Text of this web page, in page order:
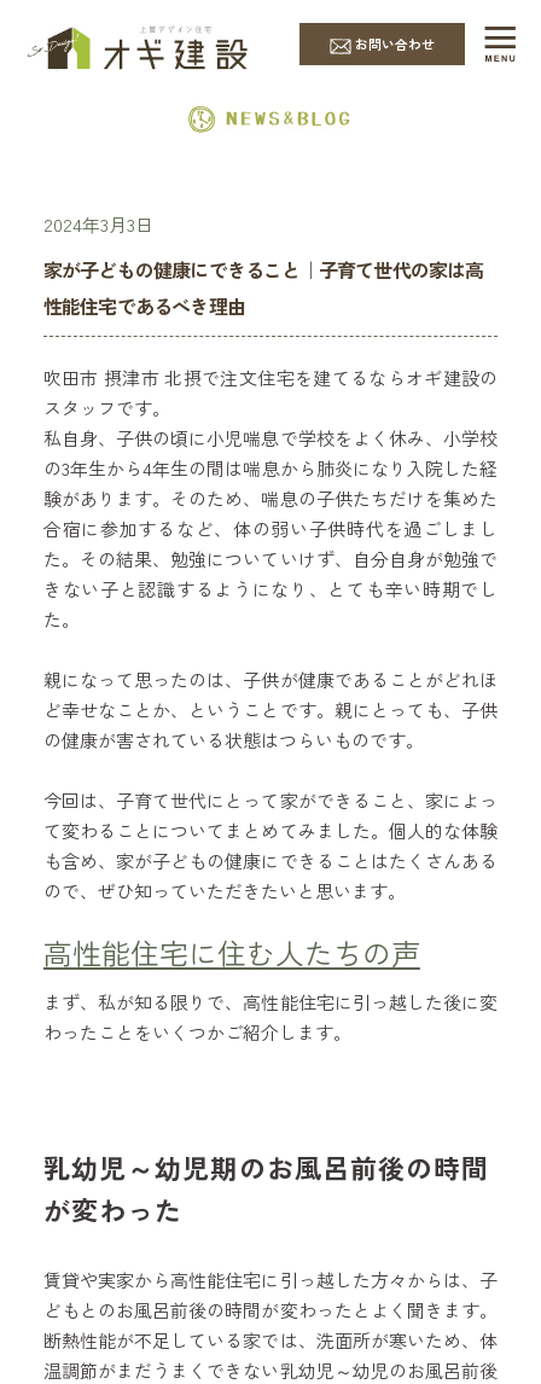
お問い合わせ
EVENT & NEWS
2024年3月3日
家が子どもの健康にできること｜子育て世代の家は高
性能住宅であるべき理由
吹田市 摂津市 北摂で注文住宅を建てるならオギ建設の
スタッフです。
私自身、子供の頃に小児喘息で学校をよく休み、小学校
の3年生から4年生の間は喘息から肺炎になり入院した経
験があります。そのため、喘息の子供たちだけを集めた
合宿に参加するなど、体の弱い子供時代を過ごしまし
た。その結果、勉強についていけず、自分自身が勉強で
きない子と認識するようになり、とても辛い時期でし
た。
親になって思ったのは、子供が健康であることがどれほ
ど幸せなことか、ということです。親にとっても、子供
の健康が害されている状態はつらいものです。
今回は、子育て世代にとって家ができること、家によっ
て変わることについてまとめてみました。個人的な体験
も含め、家が子どもの健康にできることはたくさんある
ので、ぜひ知っていただきたいと思います。
高性能住宅に住む人たちの声
まず、私が知る限りで、高性能住宅に引っ越した後に変
わったことをいくつかご紹介します。
乳幼児～幼児期のお風呂前後の時間
が変わった
賃貸や実家から高性能住宅に引っ越した方々からは、子
どもとのお風呂前後の時間が変わったとよく聞きます。
断熱性能が不足している家では、洗面所が寒いため、体
温調節がまだうまくできない乳幼児～幼児のお風呂前後